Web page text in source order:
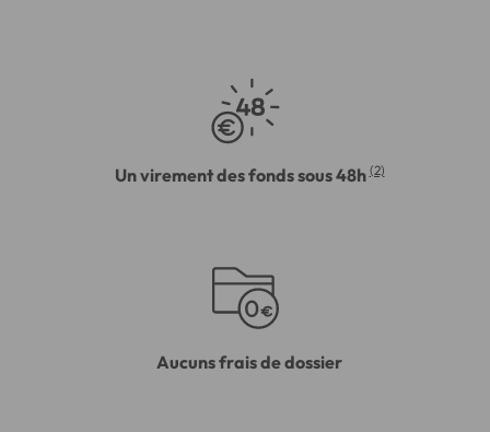
Un virement des fonds sous 48h (2)
Aucuns frais de dossier